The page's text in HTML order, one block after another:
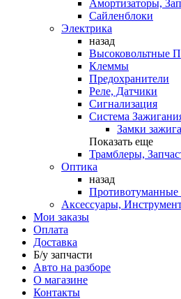
Амортизаторы,
Сайленблоки
Электрика
назад
Высоковольтные
Клеммы
Предохранители
Реле, Датчики
Сигнализация
Система
Замки
Показать еще
Трамблеры,
Оптика
назад
Аксессуары,
Мои заказы
Оплата
Доставка
Б/у запчасти
Авто на разборе
О магазине
Контакты